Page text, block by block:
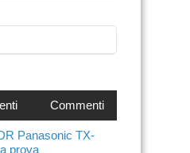
Commenti
Panasonic TX-
prova